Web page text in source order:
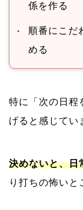
係を作る
順番にこだ
める
特に「次の日程
げると感じてい
決めないと、日
り打ちの怖いと